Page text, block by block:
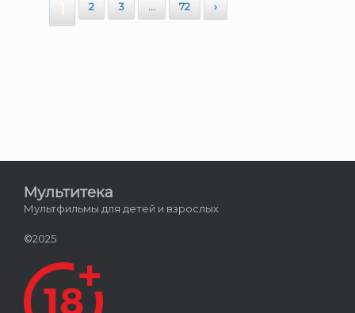
2 3 … 72 ›
Мультитека
Мультфильмы для детей и взрослых
©2025